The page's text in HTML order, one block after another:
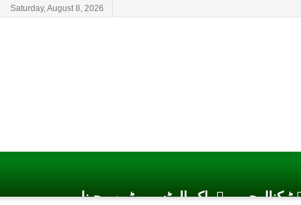
Saturday, August 8, 2026
پاک الرٹس یوٹیوب چینل ٹیکنالوجی